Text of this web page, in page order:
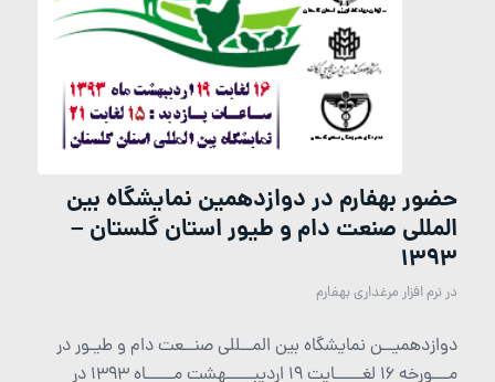
حضور بهفارم در دوازدهمین نمایشگاه بین
المللی صنعت دام و طیور استان گلستان –
1393
درنرم افزار مرغداری بهفارم
دوازدهمیــن نمایشگاه بین المــللی صنــعت دام و طیـور در
مـــورخه 16 لغـــــایت 19 اردیبـــــهشت مـــــاه 1393 در